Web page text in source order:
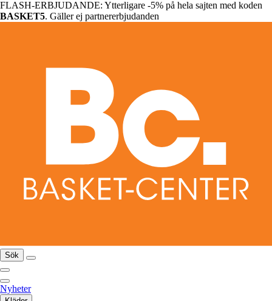
FLASH-ERBJUDANDE: Ytterligare -5% på hela sajten med koden
BASKET5. Gäller ej partnererbjudanden
Sök
Nyheter